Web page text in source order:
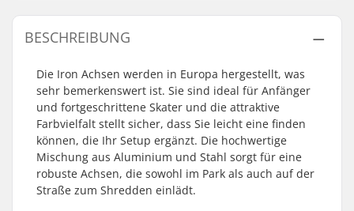
BESCHREIBUNG
Die Iron Achsen werden in Europa hergestellt, was
sehr bemerkenswert ist. Sie sind ideal für Anfänger
und fortgeschrittene Skater und die attraktive
Farbvielfalt stellt sicher, dass Sie leicht eine finden
können, die Ihr Setup ergänzt. Die hochwertige
Mischung aus Aluminium und Stahl sorgt für eine
robuste Achsen, die sowohl im Park als auch auf der
Straße zum Shredden einlädt.